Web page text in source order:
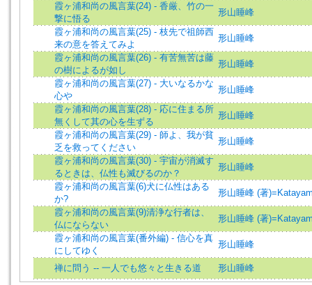
霞ヶ浦和尚の風言葉(24) - 香厳、竹の一
撃に悟る
形山睡峰
霞ヶ浦和尚の風言葉(25) - 枝先で祖師西
来の意を答えてみよ
形山睡峰
霞ヶ浦和尚の風言葉(26) - 有苦無苦は藤
の樹によるが如し
形山睡峰
霞ヶ浦和尚の風言葉(27) - 大いなるかな
心や
形山睡峰
霞ヶ浦和尚の風言葉(28) - 応に住まる所
無くして其の心を生ずる
形山睡峰
霞ヶ浦和尚の風言葉(29) - 師よ、我が貧
乏を救ってください
形山睡峰
霞ヶ浦和尚の風言葉(30) - 宇宙が消滅す
るときは、仏性も滅びるのか？
形山睡峰
霞ヶ浦和尚の風言葉(6)犬に仏性はある
か?
形山睡峰 (著
霞ヶ浦和尚の風言葉(9)清浄な行者は、
仏にならない
形山睡峰 (著
霞ヶ浦和尚の風言葉(番外編) - 信心を真
にしてゆく
形山睡峰
禅に問う -- 一人でも悠々と生きる道 形山睡峰